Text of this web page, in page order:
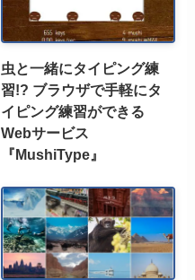
虫と一緒にタイピング練
習!? ブラウザで手軽にタ
イピング練習ができる
Webサービス
『MushiType』